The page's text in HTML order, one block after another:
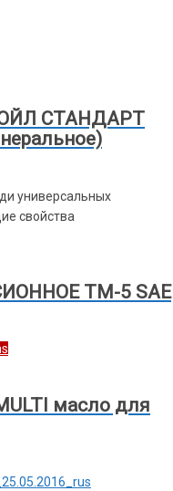
СТАНДАРТ
универсальных
свойства
ТМ-5 SAE
масло для